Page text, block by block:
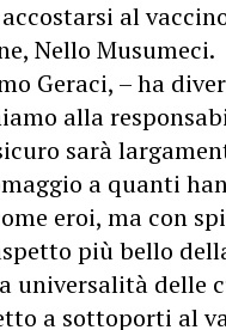
al
Nello Musumeci.
Geraci, – ha
alla
sarà
a quanti
eroi, ma con
più bello
universalità delle
a sottoporti al